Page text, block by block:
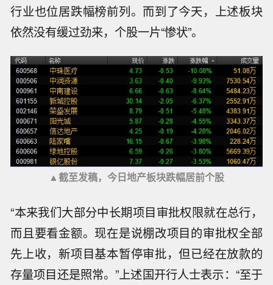
行业也位居跌幅榜前列。而到了今天，上述板块
依然没有缓过劲来，个股一片“惨状”。
▲截至发稿，今日地产板块跌幅居前个股
“本来我们大部分中长期项目审批权限就在总行，
而且要看金额。现在是说棚改项目的审批权全部
先上收，新项目基本暂停审批，但已经在放款的
存量项目还是照常。”上述国开行人士表示：“至于